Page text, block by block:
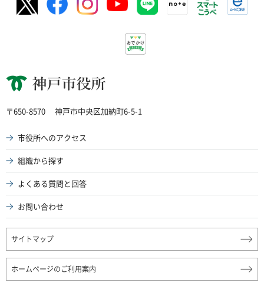
神戸市役所
〒650-8570 神戸市中央区加納町6-5-1
市役所へのアクセス
組織から探す
よくある質問と回答
お問い合わせ
サイトマップ
ホームページのご利用案内